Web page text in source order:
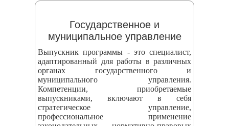
Государственное и
муниципальное управление
Выпускник программы - это специалист,
адаптированный для работы в различных
органах государственного и
муниципального управления.
Компетенции, приобретаемые
выпускниками, включают в себя
стратегическое управление,
профессиональное применение